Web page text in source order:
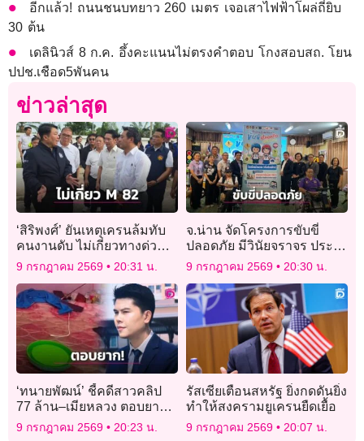
อีกแล้ว! ถนนชนบทยาว 260 เมตร เจอเสาไฟฟ้าโผล่ถี่ยิบ
30 ต้น
เดลินิวส์ 8 ก.ค. อึ้งคะแนนไม่ตรงคำตอบ โกงสอบสถ. โยน
ปปช.เชือด5พันคน
ข่าวล่าสุด
‘สิริพงศ์’ ยันเหตุเครนล้มทับ
คนงานดับ ไม่เกี่ยวทางด่วน
พิเศษ M82 ใช้เส้นทางได้ปกติ
9 กรกฎาคม 2569 20:31 น.
จ.น่าน จัดโครงการขับขี่
ปลอดภัย มีวินัยจราจร ประจำ
ปี 2569 สร้างภูมิคุ้มกันใช้รถ
ใช้ถนนอย่างปลอดภัย
9 กรกฎาคม 2569 20:30 น.
‘ทนายพัฒน์’ ชี้คดีสาวคลิป
77 ล้าน–เมียหลวง ตอบยาก!
แล้วท่านล่ะ คิดอย่างไร?
9 กรกฎาคม 2569 20:23 น.
รัสเซียเตือนสหรัฐ ยิ่งกดดันยิ่ง
ทำให้สงครามยูเครนยืดเยื้อ
9 กรกฎาคม 2569 20:07 น.